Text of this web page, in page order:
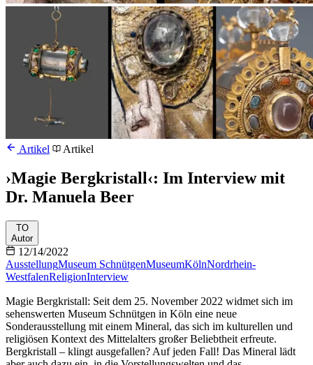
Artikel Artikel
›Magie Bergkristall‹: Im Interview mit
Dr. Manuela Beer
TO
Autor
12/14/2022
AusstellungMuseum SchnütgenMuseumKölnNordrhein-
WestfalenReligionInterview
Magie Bergkristall: Seit dem 25. November 2022 widmet sich im
sehenswerten Museum Schnütgen in Köln eine neue
Sonderausstellung mit einem Mineral, das sich im kulturellen und
religiösen Kontext des Mittelalters großer Beliebtheit erfreute.
Bergkristall – klingt ausgefallen? Auf jeden Fall! Das Mineral lädt